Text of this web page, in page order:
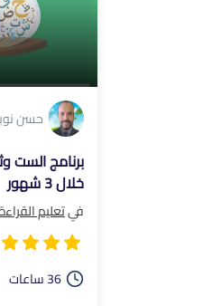
حسن
برنامج الست
خلال 3 شهور
فيتعليم
36 ساعات